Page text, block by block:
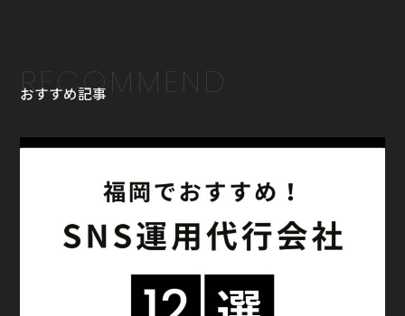
RECOMMEND
おすすめ記事